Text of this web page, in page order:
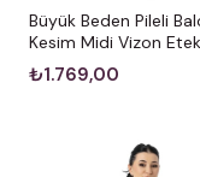
Büyük Beden Pileli
Kesim Midi Vizon Etek
₺1.769,00